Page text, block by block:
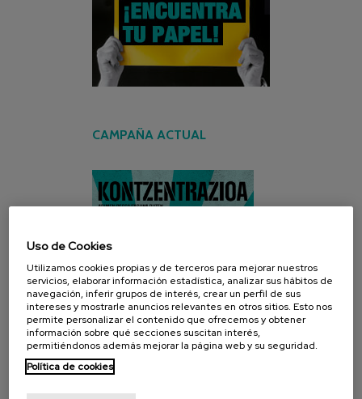
CAMPAÑA ACTUAL
Uso de Cookies
Utilizamos cookies propias y de terceros para mejorar nuestros
servicios, elaborar información estadística, analizar sus hábitos de
navegación, inferir grupos de interés, crear un perfil de sus
intereses y mostrarle anuncios relevantes en otros sitios. Esto nos
permite personalizar el contenido que ofrecemos y obtener
información sobre qué secciones suscitan interés,
permitiéndonos además mejorar la página web y su seguridad.
Política de cookies